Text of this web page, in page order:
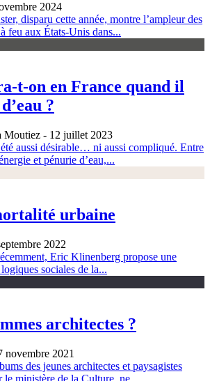
2024
disparu cette année, montre l’ampleur des
feu aux États-Unis dans...
t-on en France quand il
?
Moutiez - 12 juillet 2023
été aussi désirable… ni aussi compliqué. Entre
et pénurie d’eau,...
urbaine
2022
Eric Klinenberg propose une
sociales de la...
architectes ?
novembre 2021
des jeunes architectes et paysagistes
ministère de la Culture, ne...